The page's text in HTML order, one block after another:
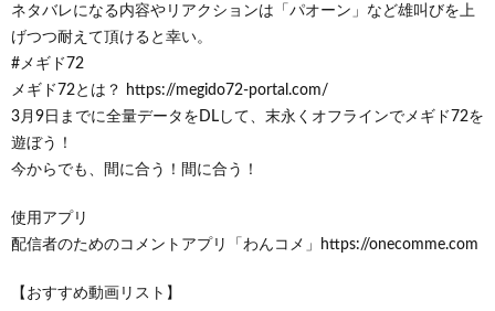
ネタバレになる内容やリアクションは「パオーン」など雄叫びを上
げつつ耐えて頂けると幸い。
#メギド72
メギド72とは？ https://megido72-portal.com/
3月9日までに全量データをDLして、末永くオフラインでメギド72を
遊ぼう！
今からでも、間に合う！間に合う！
使用アプリ
配信者のためのコメントアプリ「わんコメ」https://onecomme.com
【おすすめ動画リスト】